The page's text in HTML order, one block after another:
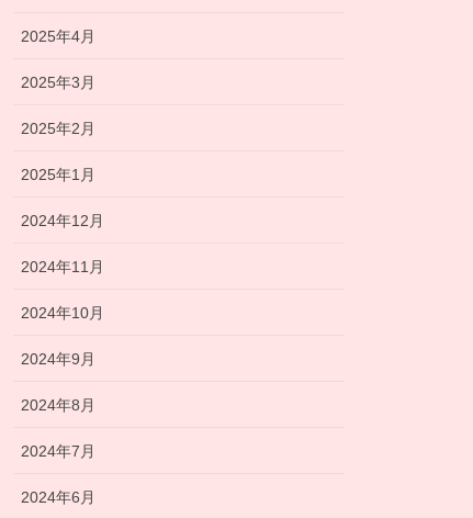
2025年4月
2025年3月
2025年2月
2025年1月
2024年12月
2024年11月
2024年10月
2024年9月
2024年8月
2024年7月
2024年6月